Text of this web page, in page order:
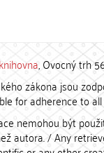
, Ovocný trh
zákona jsou
for adherence to
nemohou být
autora. / Any